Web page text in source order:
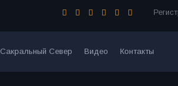
Сакральный Север Видео Контакты